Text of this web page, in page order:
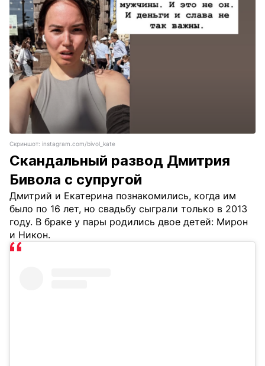
Скриншот: instagram.com/bivol_kate
Скандальный развод Дмитрия
Бивола с супругой
Дмитрий и Екатерина познакомились, когда им
было по 16 лет, но свадьбу сыграли только в 2013
году. В браке у пары родились двое детей: Мирон
и Никон.